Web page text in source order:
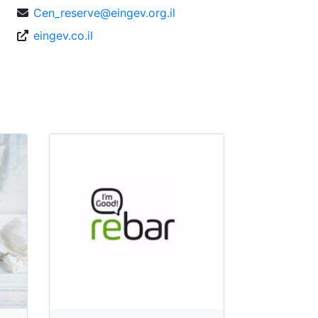
Cen_reserve@eingev.org.il
eingev.co.il